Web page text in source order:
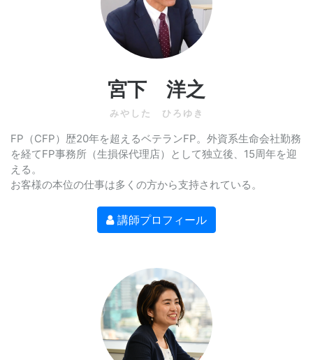
宮下 洋之
みやした ひろゆき
FP（CFP）歴20年を超えるベテランFP。外資系生命会社勤務
を経てFP事務所（生損保代理店）として独立後、15周年を迎
える。
お客様の本位の仕事は多くの方から支持されている。
講師プロフィール